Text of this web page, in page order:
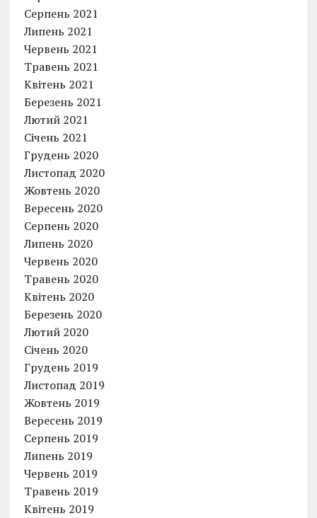
Серпень 2021
Липень 2021
Червень 2021
Травень 2021
Квітень 2021
Березень 2021
Лютий 2021
Січень 2021
Грудень 2020
Листопад 2020
Жовтень 2020
Вересень 2020
Серпень 2020
Липень 2020
Червень 2020
Травень 2020
Квітень 2020
Березень 2020
Лютий 2020
Січень 2020
Грудень 2019
Листопад 2019
Жовтень 2019
Вересень 2019
Серпень 2019
Липень 2019
Червень 2019
Травень 2019
Квітень 2019